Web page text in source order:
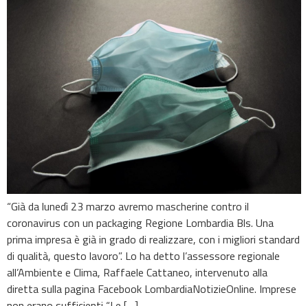
“Già da lunedì 23 marzo avremo mascherine contro il
coronavirus con un packaging Regione Lombardia Bls. Una
prima impresa è già in grado di realizzare, con i migliori standard
di qualità, questo lavoro”. Lo ha detto l’assessore regionale
all’Ambiente e Clima, Raffaele Cattaneo, intervenuto alla
diretta sulla pagina Facebook LombardiaNotizieOnline. Imprese